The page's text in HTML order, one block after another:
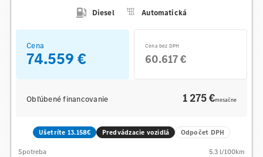
Diesel
Automatická
Cena
74.559 €
Cena bez DPH
60.617 €
Obľúbené financovanie 1 275 €mesačne
Ušetríte 13.158€ Predvádzacie vozidlá Odpočet DPH
Spotreba 5.3 l/100km